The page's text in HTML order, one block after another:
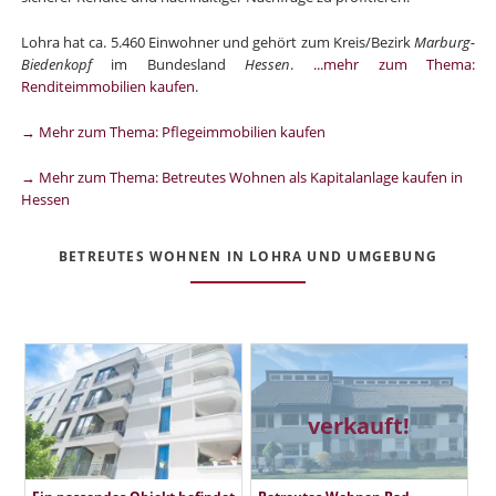
Lohra hat ca. 5.460 Einwohner und gehört zum Kreis/BezirkMarburg-
Biedenkopfim BundeslandHessen. ...mehr zum Thema:
Renditeimmobilien kaufen.
→ Mehr zum Thema: Pflegeimmobilien kaufen
→ Mehr zum Thema: Betreutes Wohnen als Kapitalanlage kaufen in
Hessen
BETREUTES WOHNEN IN LOHRA UND UMGEBUNG
verkauft!